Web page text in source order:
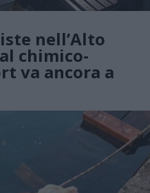
nell’Alto
chimico-
va ancora a